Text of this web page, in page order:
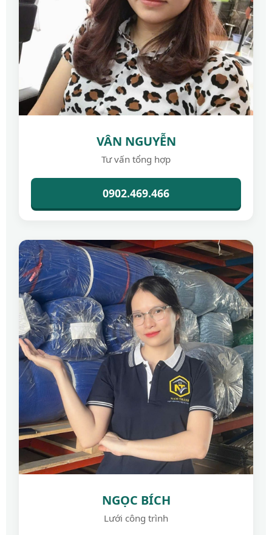
VÂN NGUYỄN
Tư vấn tổng hợp
0902.469.466
NGỌC BÍCH
Lưới công trình